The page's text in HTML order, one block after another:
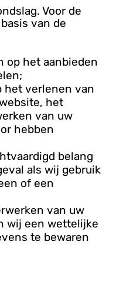
Voor de
van de
op het aanbieden
het verlenen van
het
van uw
hebben
belang
als wij gebruik
of een
van uw
wij een wettelijke
te bewaren